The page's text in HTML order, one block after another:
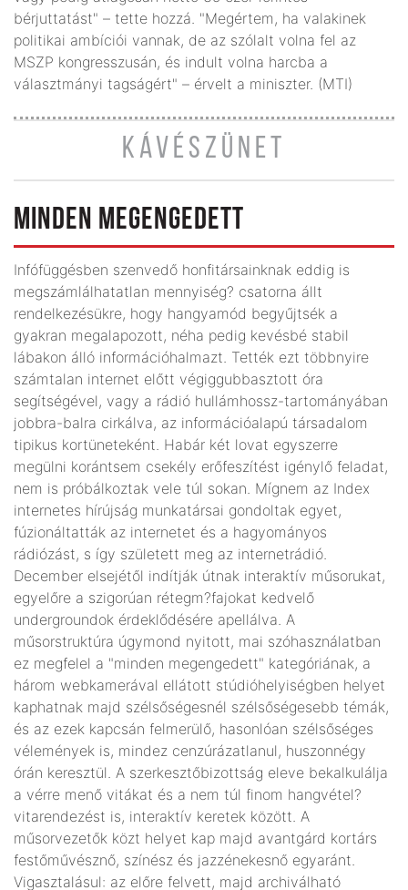
bérjuttatást" – tette hozzá. "Megértem, ha valakinek
politikai ambíciói vannak, de az szólalt volna fel az
MSZP kongresszusán, és indult volna harcba a
választmányi tagságért" – érvelt a miniszter. (MTI)
KÁVÉSZÜNET
MINDEN MEGENGEDETT
Infófüggésben szenvedő honfitársainknak eddig is
megszámlálhatatlan mennyiség? csatorna állt
rendelkezésükre, hogy hangyamód begyűjtsék a
gyakran megalapozott, néha pedig kevésbé stabil
lábakon álló információhalmazt. Tették ezt többnyire
számtalan internet előtt végiggubbasztott óra
segítségével, vagy a rádió hullámhossz-tartományában
jobbra-balra cirkálva, az információalapú társadalom
tipikus kortüneteként. Habár két lovat egyszerre
megülni korántsem csekély erőfeszítést igénylő feladat,
nem is próbálkoztak vele túl sokan. Mígnem az Index
internetes hírújság munkatársai gondoltak egyet,
fúzionáltatták az internetet és a hagyományos
rádiózást, s így született meg az internetrádió.
December elsejétől indítják útnak interaktív műsorukat,
egyelőre a szigorúan rétegm?fajokat kedvelő
undergroundok érdeklődésére apellálva. A
műsorstruktúra úgymond nyitott, mai szóhasználatban
ez megfelel a "minden megengedett" kategóriának, a
három webkamerával ellátott stúdióhelyiségben helyet
kaphatnak majd szélsőségesnél szélsőségesebb témák,
és az ezek kapcsán felmerülő, hasonlóan szélsőséges
vélemények is, mindez cenzúrázatlanul, huszonnégy
órán keresztül. A szerkesztőbizottság eleve bekalkulálja
a vérre menő vitákat és a nem túl finom hangvétel?
vitarendezést is, interaktív keretek között. A
műsorvezetők közt helyet kap majd avantgárd kortárs
festőművésznő, színész és jazzénekesnő egyaránt.
Vigasztalásul: az előre felvett, majd archiválható